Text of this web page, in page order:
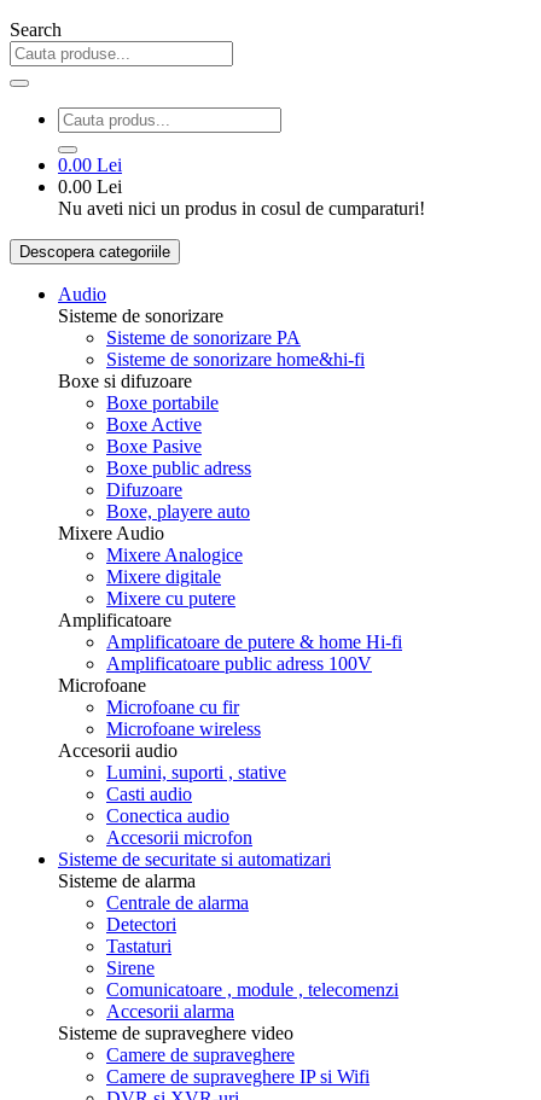
Search
0.00 Lei
0.00 Lei
Nu aveti nici un produs in cosul de cumparaturi!
Descopera categoriile
Audio
Sisteme de sonorizare
Sisteme de sonorizare PA
Sisteme de sonorizare home&hi-fi
Boxe si difuzoare
Boxe portabile
Boxe Active
Boxe Pasive
Boxe public adress
Difuzoare
Boxe, playere auto
Mixere Audio
Mixere Analogice
Mixere digitale
Mixere cu putere
Amplificatoare
Amplificatoare de putere & home Hi-fi
Amplificatoare public adress 100V
Microfoane
Microfoane cu fir
Microfoane wireless
Accesorii audio
Lumini, suporti , stative
Casti audio
Conectica audio
Accesorii microfon
Sisteme de securitate si automatizari
Sisteme de alarma
Centrale de alarma
Detectori
Tastaturi
Sirene
Comunicatoare , module , telecomenzi
Accesorii alarma
Sisteme de supraveghere video
Camere de supraveghere
Camere de supraveghere IP si Wifi